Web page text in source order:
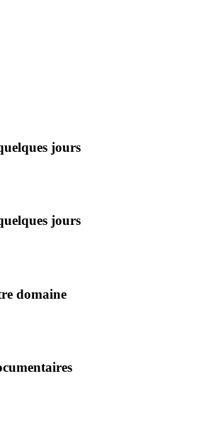
jours
jours
domaine